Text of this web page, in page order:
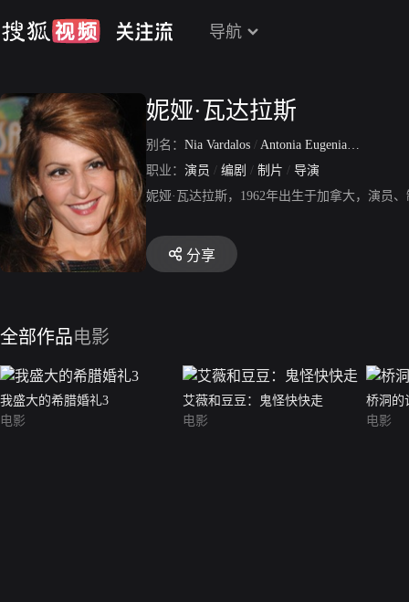
导航
妮娅·瓦达拉斯
别名： Nia Vardalos / Antonia Eugenia Vardalos
职业： 演员 / 编剧 / 制片 / 导演
妮娅·瓦达拉斯，1962年出生于加拿大，演员
分享
全部作品电影
我盛大的希腊婚礼3
电影
艾薇和豆豆：鬼怪快快走
电影
桥洞的
电影